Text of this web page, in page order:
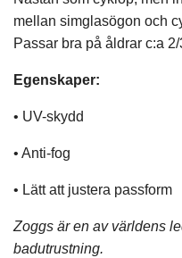
mellan simglasögon och
Passar bra på åldrar c:a
Egenskaper:
• UV-skydd
• Anti-fog
• Lätt att justera passform
Zoggs är en av världens
badutrustning.